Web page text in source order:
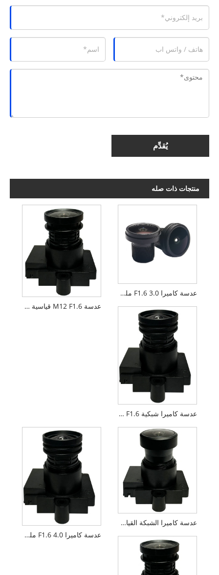
يُقدِّم
منتجات ذات صله
عدسة M12 F1.6 قياسية 2.8 مم 1/2.7 بوصة FPV
عدسة كاميرا F1.6 3.0 ملم 1/2.7 بوصة M12 FPV بدون طيار PL092IRS1
عدسة كاميرا شبكية F1.6 مقاس 4.0 مم 1/2.7 بوصة M12 PL066
عدسة كاميرا F1.6 4.0 ملم 1/2.7 بوصة M12 FPV بدون طيار
عدسة كاميرا الشبكة القياسية M12 F1.6 3.0 مم 1/2.7 بوصة